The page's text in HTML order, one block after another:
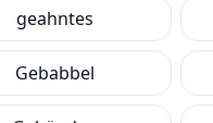
geahntes
Gebabbel